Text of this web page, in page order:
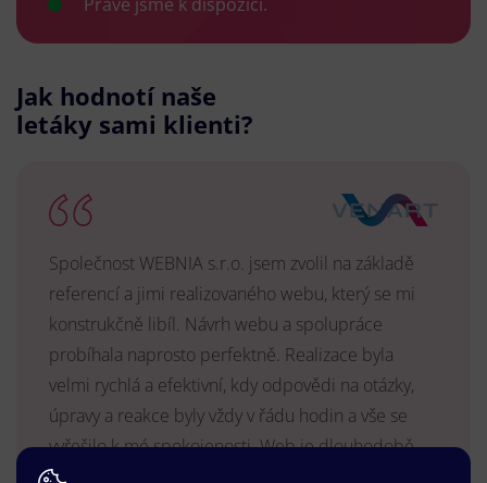
Jak hodnotí naše
letáky sami klienti?
Společnost WEBNIA s.r.o. jsem zvolil na základě
referencí a jimi realizovaného webu, který se mi
konstrukčně libíl. Návrh webu a spolupráce
probíhala naprosto perfektně. Realizace byla
velmi rychlá a efektivní, kdy odpovědi na otázky,
úpravy a reakce byly vždy v řádu hodin a vše se
vyřešilo k mé spokojenosti. Web je dlouhodobě
vyhovující, stabilní, průběžně upravován a podílí se